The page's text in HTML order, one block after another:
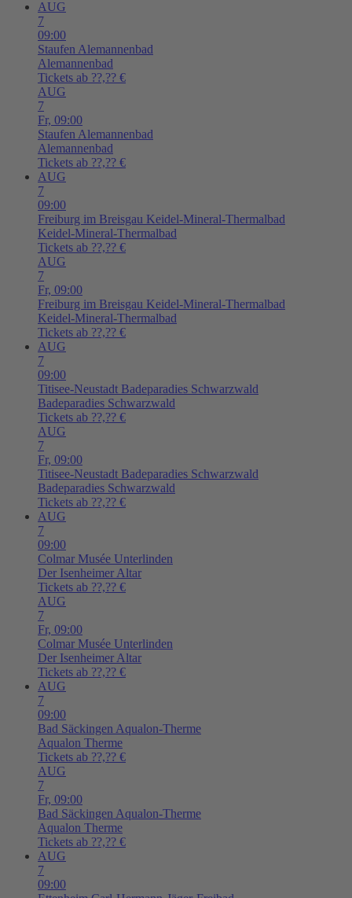
AUG
7
09:00
Staufen Alemannenbad
Alemannenbad
Tickets ab ??,?? €
AUG
7
Fr, 09:00
Staufen Alemannenbad
Alemannenbad
Tickets ab ??,?? €
AUG
7
09:00
Freiburg im Breisgau Keidel-Mineral-Thermalbad
Keidel-Mineral-Thermalbad
Tickets ab ??,?? €
AUG
7
Fr, 09:00
Freiburg im Breisgau Keidel-Mineral-Thermalbad
Keidel-Mineral-Thermalbad
Tickets ab ??,?? €
AUG
7
09:00
Titisee-Neustadt Badeparadies Schwarzwald
Badeparadies Schwarzwald
Tickets ab ??,?? €
AUG
7
Fr, 09:00
Titisee-Neustadt Badeparadies Schwarzwald
Badeparadies Schwarzwald
Tickets ab ??,?? €
AUG
7
09:00
Colmar Musée Unterlinden
Der Isenheimer Altar
Tickets ab ??,?? €
AUG
7
Fr, 09:00
Colmar Musée Unterlinden
Der Isenheimer Altar
Tickets ab ??,?? €
AUG
7
09:00
Bad Säckingen Aqualon-Therme
Aqualon Therme
Tickets ab ??,?? €
AUG
7
Fr, 09:00
Bad Säckingen Aqualon-Therme
Aqualon Therme
Tickets ab ??,?? €
AUG
7
09:00